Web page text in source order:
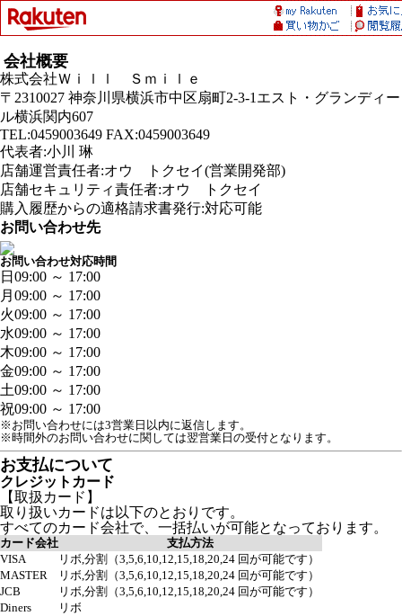
会社概要
株式会社Ｗｉｌｌ Ｓｍｉｌｅ
〒2310027 神奈川県横浜市中区扇町2-3-1エスト・グランディー
ル横浜関内607
TEL:0459003649 FAX:0459003649
代表者:小川 琳
店舗運営責任者:オウ トクセイ(営業開発部)
店舗セキュリティ責任者:オウ トクセイ
購入履歴からの適格請求書発行:対応可能
お問い合わせ先
お問い合わせ対応時間
日 09:00 ～ 17:00
月 09:00 ～ 17:00
火09:00 ～ 17:00
水09:00 ～ 17:00
木09:00 ～ 17:00
金09:00 ～ 17:00
土09:00 ～ 17:00
祝09:00 ～ 17:00
※お問い合わせには3営業日以内に返信します。
※時間外のお問い合わせに関しては翌営業日の受付となります。
お支払について
クレジットカード
【取扱カード】
取り扱いカードは以下のとおりです。
すべてのカード会社で、一括払いが可能となっております。
カード会社
支払方法
VISA
リボ,分割（3,5,6,10,12,15,18,20,24 回が可能です）
MASTER
リボ,分割（3,5,6,10,12,15,18,20,24 回が可能です）
JCB
リボ,分割（3,5,6,10,12,15,18,20,24 回が可能です）
Diners
リボ